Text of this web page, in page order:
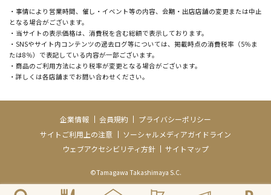
・事情により営業時間、催し・イベント等の内容、会期・出店店舗の変更または中止
となる場合がございます。
・当サイトの表示価格は、消費税を含む総額で表示しております。
・SNSやサイト内コンテンツの過去ログ等については、掲載時点の消費税率（5％ま
たは8％）で表記している内容が一部ございます。
・商品のご利用方法により税率が変更となる場合がございます。
・詳しくは各店舗までお問い合わせください。
企業情報 会員規約
プライバシーポリシー
サイトご利用上の注意
ソーシャルメディアガイドライン
ウェブアクセシビリティ方針
サイトマップ
©Tamagawa Takashimaya S.C.